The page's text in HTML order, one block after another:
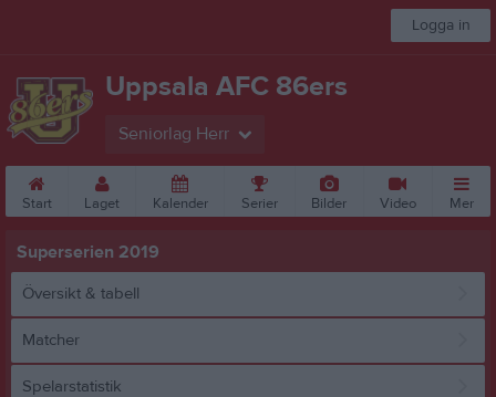
Logga in
Uppsala AFC 86ers
Seniorlag Herr
Start Laget Kalender Serier Bilder Video Mer
Superserien 2019
Översikt & tabell
Matcher
Spelarstatistik